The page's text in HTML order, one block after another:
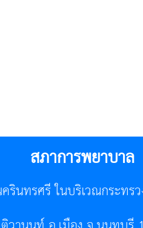
สภาการพยาบาล
รินทรศรี ในบริเวณกระทร